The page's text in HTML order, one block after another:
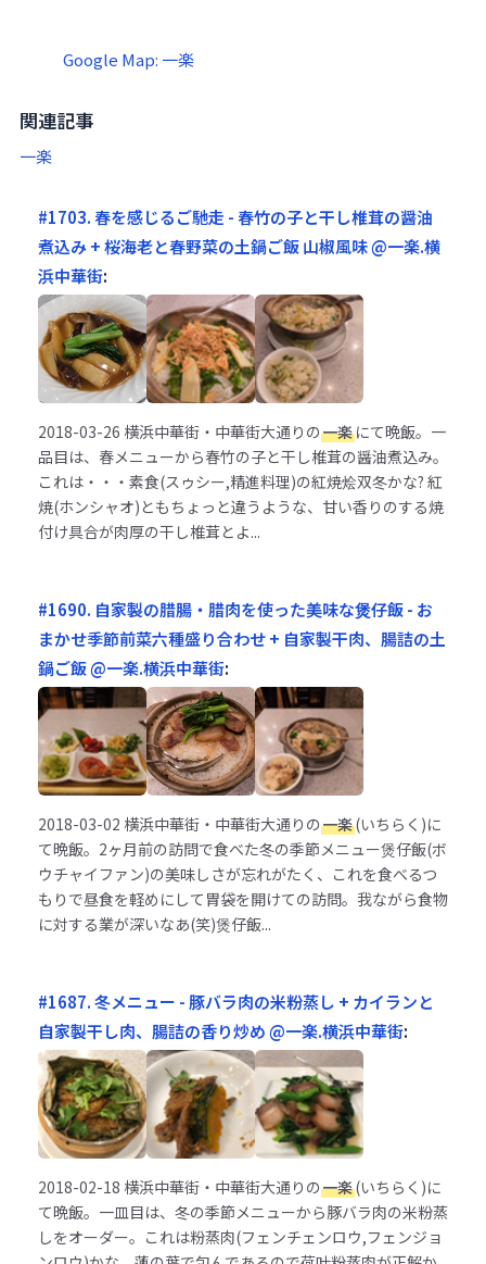
Google Map: 一楽
関連記事
一楽
#1703. 春を感じるご馳走 - 春竹の子と干し椎茸の醤油
煮込み + 桜海老と春野菜の土鍋ご飯 山椒風味 @一楽.横
浜中華街:
2018-03-26 横浜中華街・中華街大通りの一楽にて晩飯。一
品目は、春メニューから春竹の子と干し椎茸の醤油煮込み。
これは・・・素食(スゥシー,精進料理)の紅焼烩双冬かな? 紅
焼(ホンシャオ)ともちょっと違うような、甘い香りのする焼
付け具合が肉厚の干し椎茸とよ...
#1690. 自家製の腊腸・腊肉を使った美味な煲仔飯 - お
まかせ季節前菜六種盛り合わせ + 自家製干肉、腸詰の土
鍋ご飯 @一楽.横浜中華街:
2018-03-02 横浜中華街・中華街大通りの一楽(いちらく)に
て晩飯。2ヶ月前の訪問で食べた冬の季節メニュー煲仔飯(ボ
ウチャイファン)の美味しさが忘れがたく、これを食べるつ
もりで昼食を軽めにして胃袋を開けての訪問。我ながら食物
に対する業が深いなあ(笑)煲仔飯...
#1687. 冬メニュー - 豚バラ肉の米粉蒸し + カイランと
自家製干し肉、腸詰の香り炒め @一楽.横浜中華街:
2018-02-18 横浜中華街・中華街大通りの一楽(いちらく)に
て晩飯。一皿目は、冬の季節メニューから豚バラ肉の米粉蒸
しをオーダー。これは粉蒸肉(フェンチェンロウ,フェンジョ